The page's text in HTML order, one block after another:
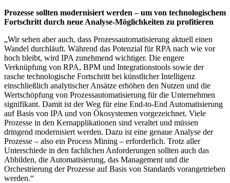
Prozesse sollten modernisiert werden – um von technologischem
Fortschritt durch neue Analyse-Möglichkeiten zu profitieren
„Wir sehen aber auch, dass Prozessautomatisierung aktuell einen
Wandel durchläuft. Während das Potenzial für RPA nach wie vor
hoch bleibt, wird IPA zunehmend wichtiger. Die engere
Verknüpfung von RPA, BPM und Integrationstools sowie der
rasche technologische Fortschritt bei künstlicher Intelligenz
einschließlich analytischer Ansätze erhöhen den Nutzen und die
Wertschöpfung von Prozessautomatisierung für die Unternehmen
signifikant. Damit ist der Weg für eine End-to-End Automatisierung
auf Basis von IPA und von Ökosystemen vorgezeichnet. Viele
Prozesse in den Kernapplikationen sind veraltet und müssen
dringend modernisiert werden. Dazu ist eine genaue Analyse der
Prozesse – also ein Process Mining – erforderlich. Trotz aller
Unterschiede in den fachlichen Anforderungen sollten auch das
Abbilden, die Automatisierung, das Management und die
Orchestrierung der Prozesse auf Basis von Standards vorangetrieben
werden.“